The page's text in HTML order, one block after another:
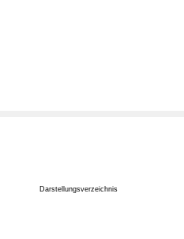
Darstellungsverzeichnis